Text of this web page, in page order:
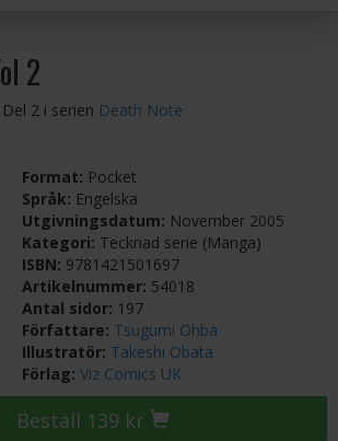
2
2 i serien Death Note
Format: Pocket
Språk: Engelska
Utgivningsdatum: November 2005
Kategori: Tecknad serie (Manga)
ISBN: 9781421501697
Artikelnummer: 54018
Antal sidor: 197
Författare: Tsugumi Ohba
Illustratör: Takeshi Obata
Förlag:Viz Comics UK
Beställ 139 kr